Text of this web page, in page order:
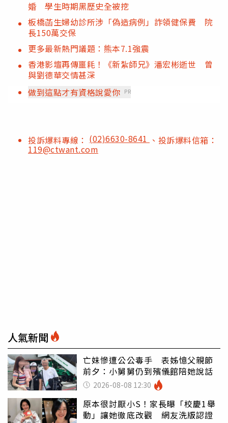
婚 學生時期黑歷史全被挖
板橋菡生婦幼診所涉「偽造病例」詐領健保費 院
長150萬交保
更多最新熱門議題：熊本7.1強震
香港影壇再傳噩耗！《新紮師兄》潘宏彬逝世 曾
與劉德華交情甚深
做到這點才有資格說愛你 PR
投訴爆料專線： (02)6630-8641 、投訴爆料信箱：
119@ctwant.com
人氣新聞
亡妹慘遭公公毒手 表姊憶父親節
前夕：小舅舅仍到殯儀館陪她說話
2026-08-08 12:30
原本很討厭小S！家長曝「校慶1舉
動」讓她徹底改觀 網友洗版認證